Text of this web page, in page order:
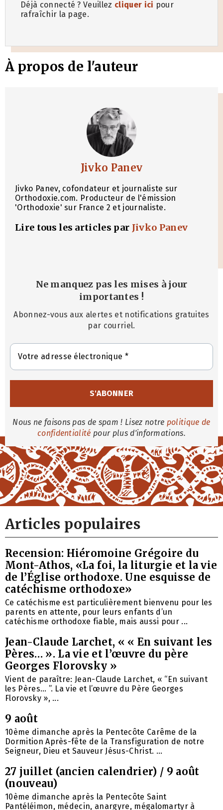
Déjà connecté ? Veuillez cliquer ici pour
rafraîchir la page.
À propos de l'auteur
Jivko Panev
Jivko Panev, cofondateur et journaliste sur
Orthodoxie.com. Producteur de l'émission
'Orthodoxie' sur France 2 et journaliste.
Lire tous les articles par Jivko Panev
Ne manquez pas les mises à jour
importantes !
Abonnez-vous aux alertes et notifications gratuites
par courriel.
Nous ne faisons pas de spam ! Lisez notre politique de
confidentialité pour plus d'informations.
Articles populaires
Recension: Hiéromoine Grégoire du
Mont-Athos, «La foi, la liturgie et la vie
de l’Église orthodoxe. Une esquisse de
catéchisme orthodoxe»
Ce catéchisme est particulièrement bienvenu pour les
parents en attente, pour leurs enfants d’un
catéchisme orthodoxe fiable, mais aussi pour ...
Jean-Claude Larchet, « « En suivant les
Pères… ». La vie et l’œuvre du père
Georges Florovsky »
Vient de paraître: Jean-Claude Larchet, « “En suivant
les Pères… ”. La vie et l’œuvre du Père Georges
Florovsky », ...
9 août
10ème dimanche après la Pentecôte Carême de la
Dormition Après-fête de la Transfiguration de notre
Seigneur, Dieu et Sauveur Jésus-Christ. ...
27 juillet (ancien calendrier) / 9 août
(nouveau)
10ème dimanche après la Pentecôte Saint
Pantéléimon, médecin, anargyre, mégalomartyr à